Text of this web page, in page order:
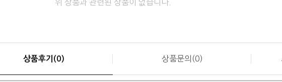
위 상품과 관련된 상품이 없습니다.
상품후기(0) 상품문의(0)